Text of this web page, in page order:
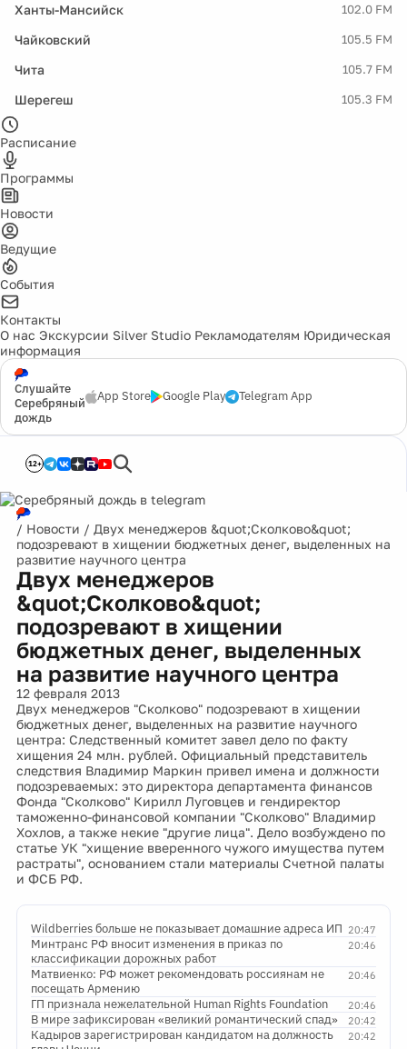
Ханты-Мансийск 102.0 FM
Чайковский 105.5 FM
Чита 105.7 FM
Шерегеш 105.3 FM
Расписание
Программы
Новости
Ведущие
События
Контакты
О нас Экскурсии Silver Studio Рекламодателям Юридическая
информация
Слушайте
Серебряный
дождь
App Store Google Play Telegram App
12+
/ Новости / Двух менеджеров &quot;Сколково&quot;
подозревают в хищении бюджетных денег, выделенных на
развитие научного центра
Двух менеджеров
&quot;Сколково&quot;
подозревают в хищении
бюджетных денег, выделенных
на развитие научного центра
12 февраля 2013
Двух менеджеров "Сколково" подозревают в хищении
бюджетных денег, выделенных на развитие научного
центра: Следственный комитет завел дело по факту
хищения 24 млн. рублей. Официальный представитель
следствия Владимир Маркин привел имена и должности
подозреваемых: это директора департамента финансов
Фонда "Сколково" Кирилл Луговцев и гендиректор
таможенно-финансовой компании "Сколково" Владимир
Хохлов, а также некие "другие лица". Дело возбуждено по
статье УК "хищение вверенного чужого имущества путем
растраты", основанием стали материалы Счетной палаты
и ФСБ РФ.
20:47
Wildberries больше не показывает домашние адреса ИП
20:46
Минтранс РФ вносит изменения в приказ по
классификации дорожных работ
20:46
Матвиенко: РФ может рекомендовать россиянам не
посещать Армению
20:46
ГП признала нежелательной Human Rights Foundation
20:42
В мире зафиксирован «великий романтический спад»
20:42
Кадыров зарегистрирован кандидатом на должность